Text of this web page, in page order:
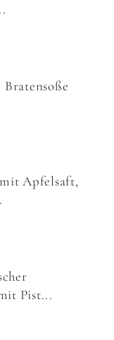
Bratensoße
Apfelsaft,
Pist...